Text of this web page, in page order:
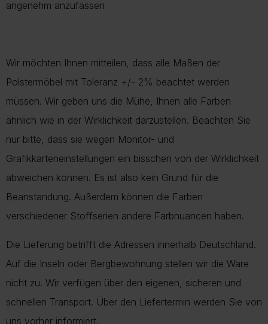
angenehm anzufassen
Wir möchten Ihnen mitteilen, dass alle Maßen der
Polstermöbel mit Toleranz +/- 2% beachtet werden
müssen. Wir geben uns die Mühe, Ihnen alle Farben
ähnlich wie in der Wirklichkeit darzustellen. Beachten Sie
nur bitte, dass sie wegen Monitor- und
Grafikkarteneinstellungen ein bisschen von der Wirklichkeit
abweichen können. Es ist also kein Grund für die
Beanstandung. Außerdem können die Farben
verschiedener Stoffserien andere Farbnuancen haben.
Die Lieferung betrifft die Adressen innerhalb Deutschland.
Auf die Inseln oder Bergbewohnung stellen wir die Ware
nicht zu. Wir verfügen über den eigenen, sicheren und
schnellen Transport. Über den Liefertermin werden Sie von
uns vorher informiert.